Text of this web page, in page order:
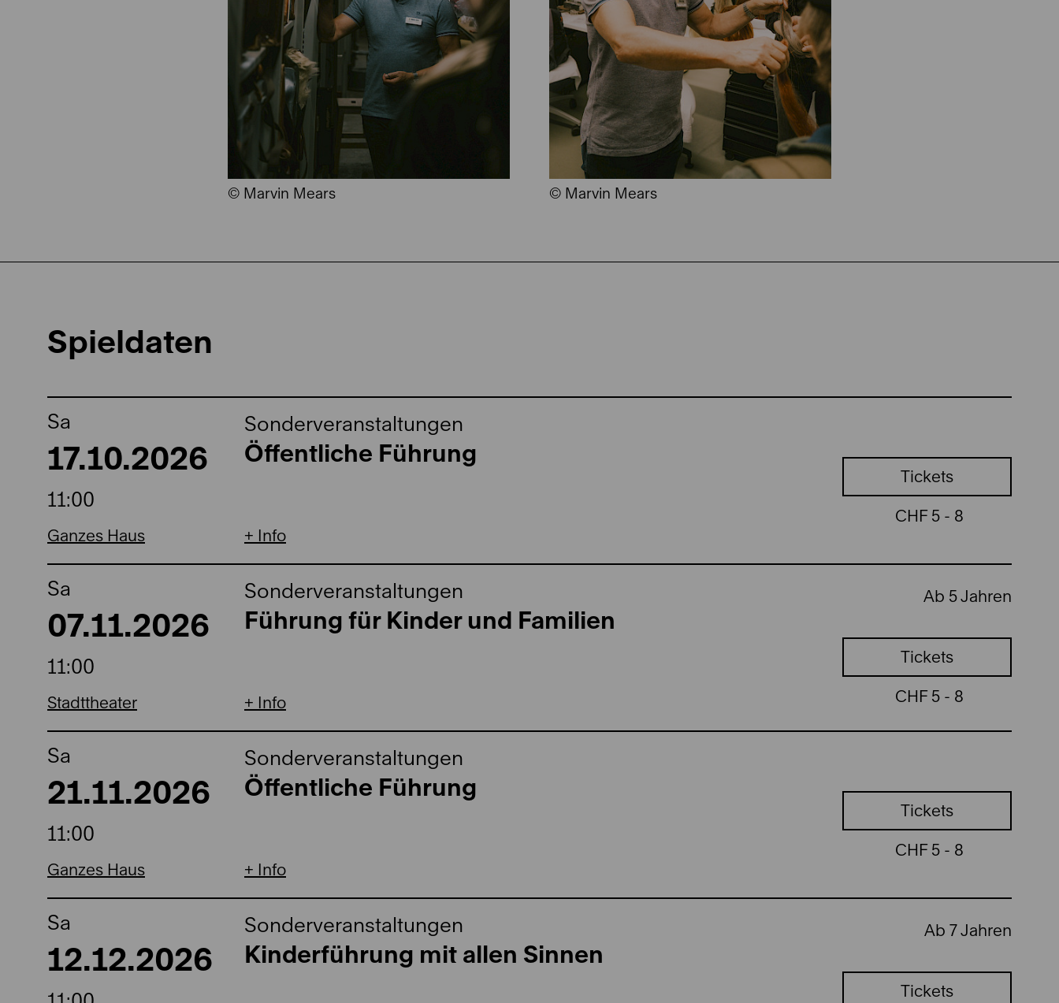
© Marvin Mears © Marvin Mears
Spieldaten
Sa
17.10.2026
11:00
Ganzes Haus
Sonderveranstaltungen
Öffentliche Führung
Info
Tickets
CHF 5 - 8
Sa
07.11.2026
11:00
Stadttheater
Sonderveranstaltungen
Führung für Kinder und Familien
Info
Ab 5 Jahren
Tickets
CHF 5 - 8
Sa
21.11.2026
11:00
Ganzes Haus
Sonderveranstaltungen
Öffentliche Führung
Info
Tickets
CHF 5 - 8
Sa
12.12.2026
Sonderveranstaltungen
Kinderführung mit allen Sinnen
Ab 7 Jahren
Tickets